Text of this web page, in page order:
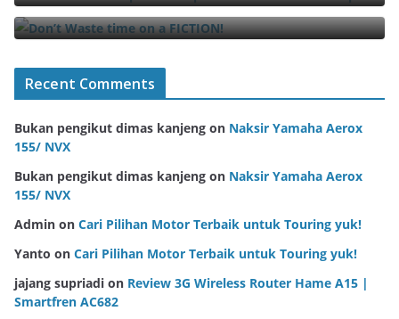
Don’t Waste time on a FICTION!
Recent Comments
Bukan pengikut dimas kanjeng on Naksir Yamaha Aerox
155/ NVX
Bukan pengikut dimas kanjeng on Naksir Yamaha Aerox
155/ NVX
Admin on Cari Pilihan Motor Terbaik untuk Touring yuk!
Yanto on Cari Pilihan Motor Terbaik untuk Touring yuk!
jajang supriadi on Review 3G Wireless Router Hame A15 |
Smartfren AC682